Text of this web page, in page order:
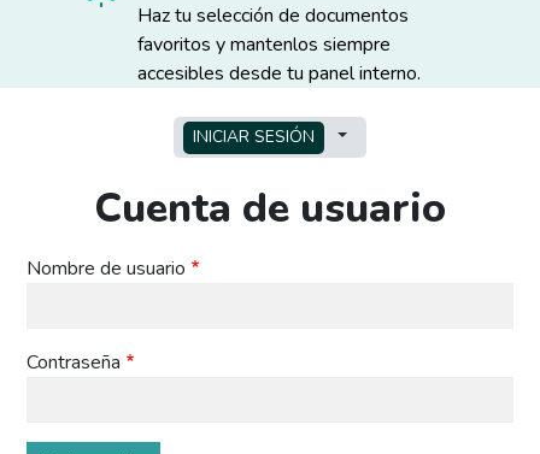
Haz tu selección de documentos
favoritos y mantenlos siempre
accesibles desde tu panel interno.
Solapas principales
INICIAR SESIÓN TOGGLE TABS AS A
Cuenta de usuario
Nombre de usuario
Contraseña